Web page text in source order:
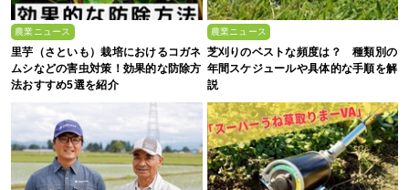
農業ニュース
里芋（さといも）栽培におけるコガネ
ムシなどの害虫対策！効果的な防除方
法おすすめ5選を紹介
農業ニュース
芝刈りのベストな頻度は？ 種類別の
年間スケジュールや具体的な手順を解
説